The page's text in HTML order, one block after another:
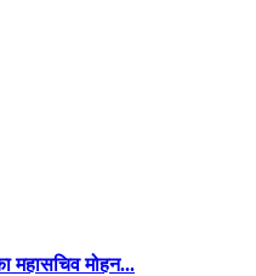
महासचिव मोहन...